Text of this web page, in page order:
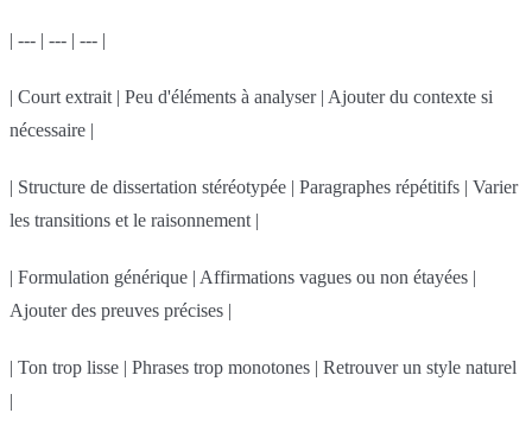
| --- | --- | --- |
| Court extrait | Peu d'éléments à analyser | Ajouter du contexte si
nécessaire |
| Structure de dissertation stéréotypée | Paragraphes répétitifs | Varier
les transitions et le raisonnement |
| Formulation générique | Affirmations vagues ou non étayées |
Ajouter des preuves précises |
| Ton trop lisse | Phrases trop monotones | Retrouver un style naturel
|